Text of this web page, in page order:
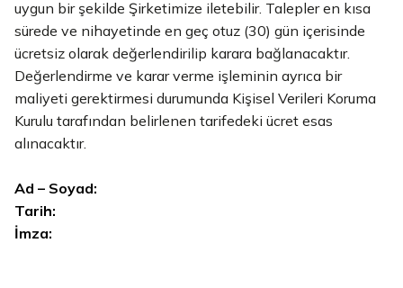
uygun bir şekilde Şirketimize iletebilir. Talepler en kısa
sürede ve nihayetinde en geç otuz (30) gün içerisinde
ücretsiz olarak değerlendirilip karara bağlanacaktır.
Değerlendirme ve karar verme işleminin ayrıca bir
maliyeti gerektirmesi durumunda Kişisel Verileri Koruma
Kurulu tarafından belirlenen tarifedeki ücret esas
alınacaktır.
Ad – Soyad:
Tarih:
İmza: